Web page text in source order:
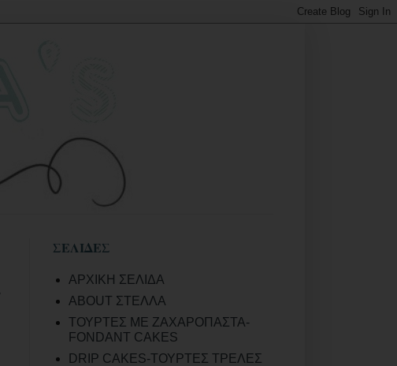
ΣΕΛΙΔΕΣ
ΑΡΧΙΚΗ ΣΕΛΙΔΑ
ABOUT ΣΤΕΛΛΑ
ΤΟΥΡΤΕΣ ΜΕ ΖΑΧΑΡΟΠΑΣΤΑ-
FONDANT CAKES
DRIP CAKES-ΤΟΥΡΤΕΣ ΤΡΕΛΕΣ